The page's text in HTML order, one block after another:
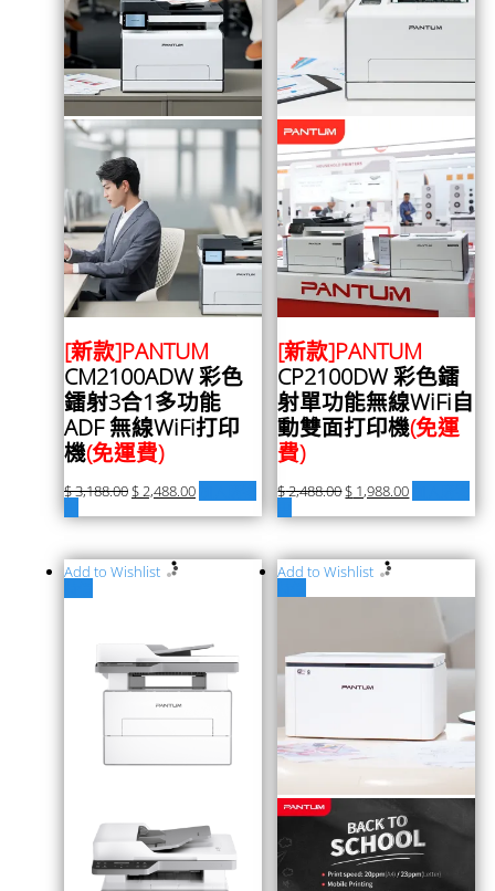
[新款]PANTUM
CM2100ADW 彩色
鐳射3合1多功能
ADF 無線WiFi打印
機(免運費)
$3,188.00$2,488.00
[新款]PANTUM
CP2100DW 彩色鐳
射單功能無線WiFi自
動雙面打印機(免運
費)
$2,488.00$ 1,988.00
Add to Wishlist
Add to Wishlist